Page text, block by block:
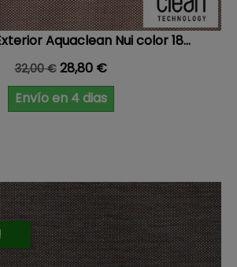
Aquaclean Nui color 18...
Precio base
32,00 € Precio
28,80 €
Envío en 4 dias